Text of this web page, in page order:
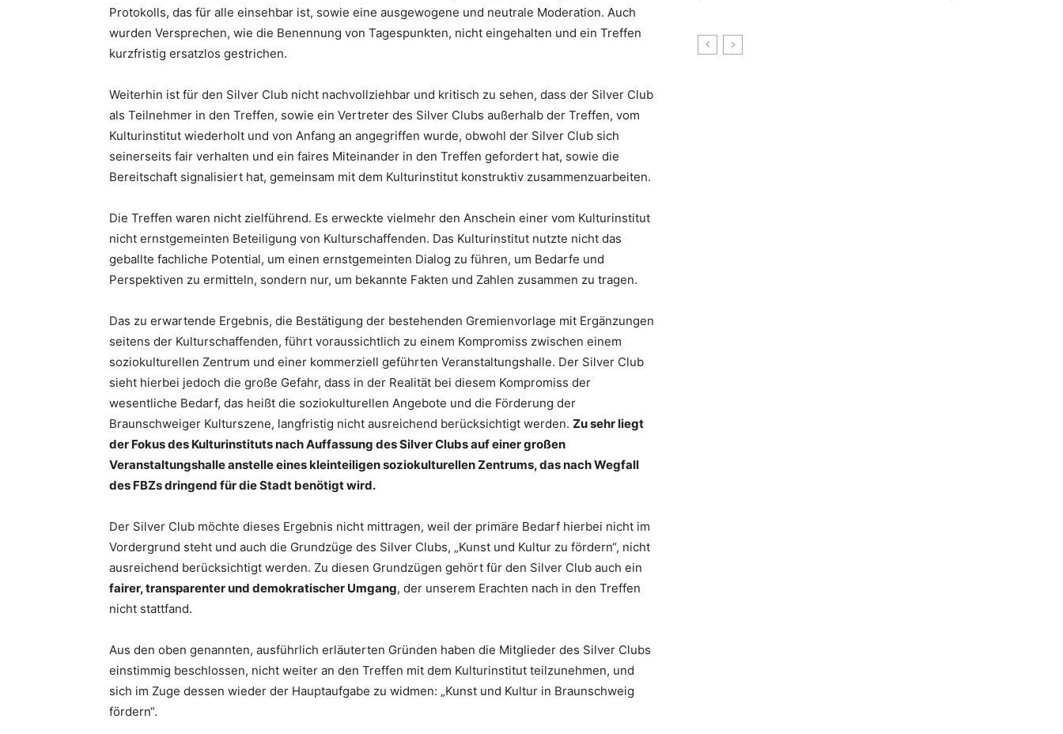
Protokolls, das für alle einsehbar ist, sowie eine ausgewogene und neutrale Moderation. Auch
wurden Versprechen, wie die Benennung von Tagespunkten, nicht eingehalten und ein Treffen
kurzfristig ersatzlos gestrichen.
Weiterhin ist für den Silver Club nicht nachvollziehbar und kritisch zu sehen, dass der Silver Club
als Teilnehmer in den Treffen, sowie ein Vertreter des Silver Clubs außerhalb der Treffen, vom
Kulturinstitut wiederholt und von Anfang an angegriffen wurde, obwohl der Silver Club sich
seinerseits fair verhalten und ein faires Miteinander in den Treffen gefordert hat, sowie die
Bereitschaft signalisiert hat, gemeinsam mit dem Kulturinstitut konstruktiv zusammenzuarbeiten.
Die Treffen waren nicht zielführend. Es erweckte vielmehr den Anschein einer vom Kulturinstitut
nicht ernstgemeinten Beteiligung von Kulturschaffenden. Das Kulturinstitut nutzte nicht das
geballte fachliche Potential, um einen ernstgemeinten Dialog zu führen, um Bedarfe und
Perspektiven zu ermitteln, sondern nur, um bekannte Fakten und Zahlen zusammen zu tragen.
Das zu erwartende Ergebnis, die Bestätigung der bestehenden Gremienvorlage mit Ergänzungen
seitens der Kulturschaffenden, führt voraussichtlich zu einem Kompromiss zwischen einem
soziokulturellen Zentrum und einer kommerziell geführten Veranstaltungshalle. Der Silver Club
sieht hierbei jedoch die große Gefahr, dass in der Realität bei diesem Kompromiss der
wesentliche Bedarf, das heißt die soziokulturellen Angebote und die Förderung der
Braunschweiger Kulturszene, langfristig nicht ausreichend berücksichtigt werden. Zu sehr liegt
der Fokus des Kulturinstituts nach Auffassung des Silver Clubs auf einer großen
Veranstaltungshalle anstelle eines kleinteiligen soziokulturellen Zentrums, das nach Wegfall
des FBZs dringend für die Stadt benötigt wird.
Der Silver Club möchte dieses Ergebnis nicht mittragen, weil der primäre Bedarf hierbei nicht im
Vordergrund steht und auch die Grundzüge des Silver Clubs, „Kunst und Kultur zu fördern“, nicht
ausreichend berücksichtigt werden. Zu diesen Grundzügen gehört für den Silver Club auch ein
fairer, transparenter und demokratischer Umgang, der unserem Erachten nach in den Treffen
nicht stattfand.
Aus den oben genannten, ausführlich erläuterten Gründen haben die Mitglieder des Silver Clubs
einstimmig beschlossen, nicht weiter an den Treffen mit dem Kulturinstitut teilzunehmen, und
sich im Zuge dessen wieder der Hauptaufgabe zu widmen: „Kunst und Kultur in Braunschweig
fördern“.